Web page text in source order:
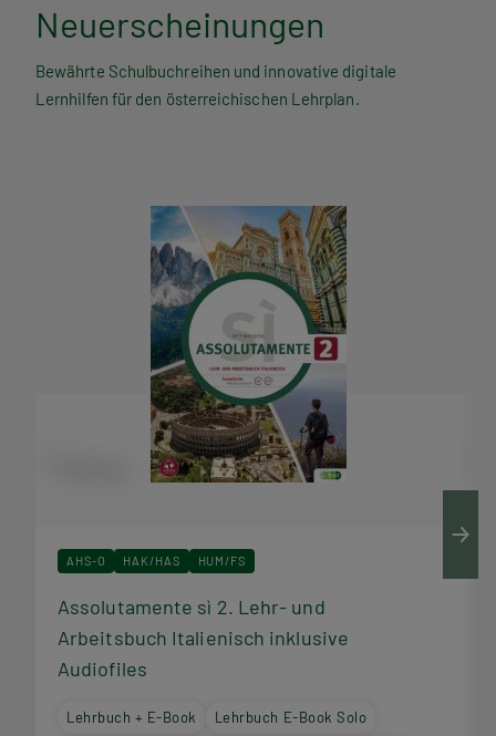
Neuerscheinungen
Bewährte Schulbuchreihen und innovative digitale
Lernhilfen für den österreichischen Lehrplan.
AHS-O HAK/HAS HUM/FS
Assolutamente sì 2. Lehr- und
Arbeitsbuch Italienisch inklusive
Audiofiles
Lehrbuch + E-Book Lehrbuch E-Book Solo